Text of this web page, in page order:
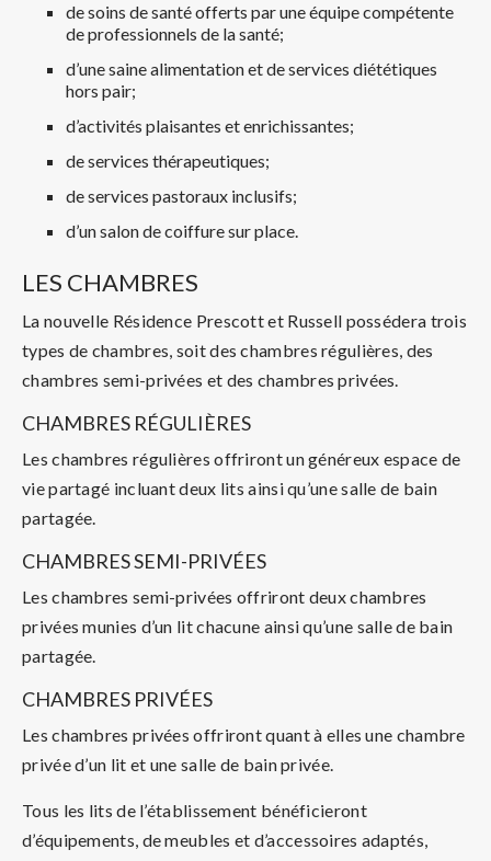
de soins de santé offerts par une équipe compétente
de professionnels de la santé;
d’une saine alimentation et de services diététiques
hors pair;
d’activités plaisantes et enrichissantes;
de services thérapeutiques;
de services pastoraux inclusifs;
d’un salon de coiffure sur place.
LES CHAMBRES
La nouvelle Résidence Prescott et Russell possédera trois
types de chambres, soit des chambres régulières, des
chambres semi-privées et des chambres privées.
CHAMBRES RÉGULIÈRES
Les chambres régulières offriront un généreux espace de
vie partagé incluant deux lits ainsi qu’une salle de bain
partagée.
CHAMBRES SEMI-PRIVÉES
Les chambres semi-privées offriront deux chambres
privées munies d’un lit chacune ainsi qu’une salle de bain
partagée.
CHAMBRES PRIVÉES
Les chambres privées offriront quant à elles une chambre
privée d’un lit et une salle de bain privée.
Tous les lits de l’établissement bénéficieront
d’équipements, de meubles et d’accessoires adaptés,